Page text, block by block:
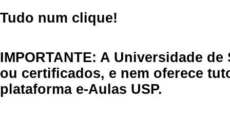
Tudo num clique!
IMPORTANTE: A Universidade
ou certificados, e nem oferece
plataforma e-Aulas USP.